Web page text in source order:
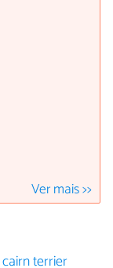
Ver mais >>
cairn terrier